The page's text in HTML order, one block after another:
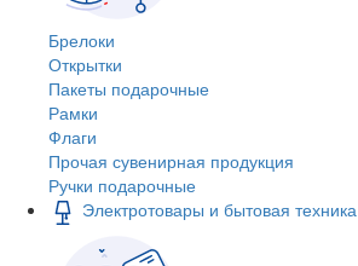
Брелоки
Открытки
Пакеты подарочные
Рамки
Флаги
Прочая сувенирная продукция
Ручки подарочные
Электротовары и бытовая техника